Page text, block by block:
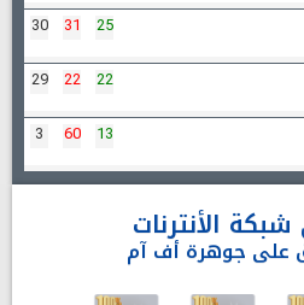
30 31 25
29 22 22
3 60 13
الأنترنات
على جوهرة أف آم